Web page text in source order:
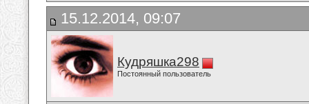
15.12.2014, 09:07
Кудряшка298
Постоянный пользователь